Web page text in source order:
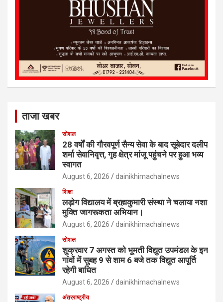
ताजा खबर
सोशल
28 वर्षों की गौरवपूर्ण सैन्य सेवा के बाद सूबेदार दलीप
शर्मा सेवानिवृत्त, गृह क्षेत्र मांजू पहुंचने पर हुआ भव्य
स्वागत
August 6, 2026 dainikhimachalnews
शिक्षा
लड़ोग विद्यालय में ब्रह्मकुमारी संस्था ने चलाया नशा
मुक्ति जागरूकता अभियान।
August 6, 2026 dainikhimachalnews
सोशल
शुक्रवार 7 अगस्त को भूमती विद्युत उपमंडल के इन
गांवों में सुबह 9 से शाम 6 बजे तक विद्युत आपूर्ति
रहेगी बाधित
August 6, 2026 dainikhimachalnews
अंतरराष्ट्रीय